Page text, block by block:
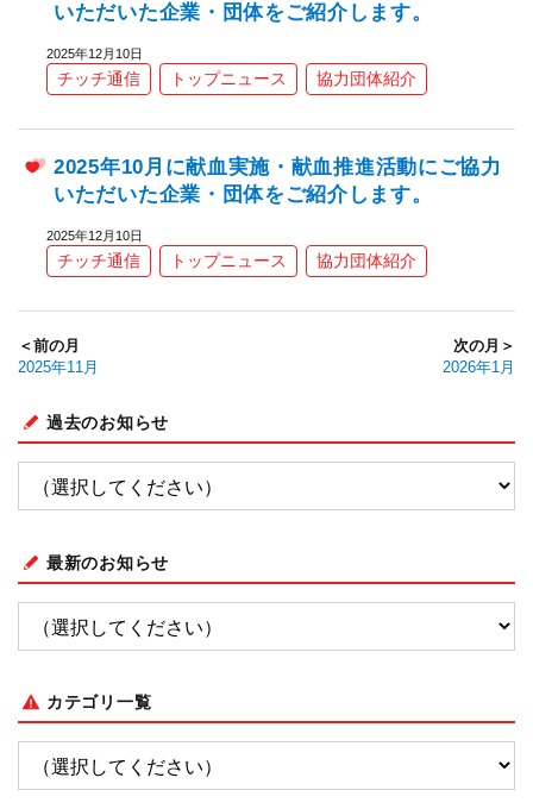
いただいた企業・団体をご紹介します。
2025年12月10日
チッチ通信 トップニュース 協力団体紹介
2025年10月に献血実施・献血推進活動にご協力
いただいた企業・団体をご紹介します。
2025年12月10日
チッチ通信 トップニュース 協力団体紹介
＜前の月
2025年11月
次の月＞
2026年1月
過去のお知らせ
最新のお知らせ
カテゴリ一覧